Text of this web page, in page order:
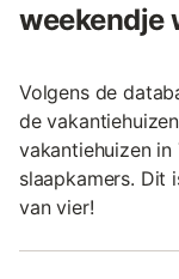
weekendje
Volgens de
de
vakantiehuizen
slaapkamers. Dit
van vier!